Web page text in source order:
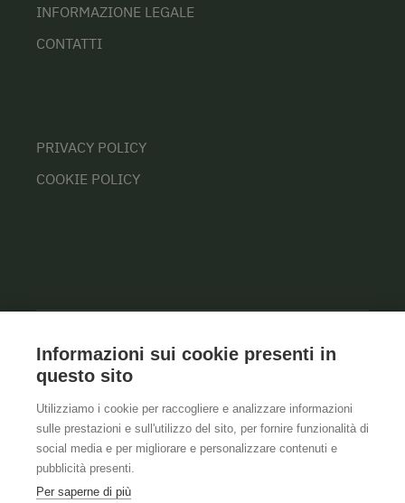
INFORMAZIONE LEGALE
CONTATTI
PRIVACY POLICY
COOKIE POLICY
Informazioni sui cookie presenti in
questo sito
Utilizziamo i cookie per raccogliere e analizzare informazioni
sulle prestazioni e sull'utilizzo del sito, per fornire funzionalità di
social media e per migliorare e personalizzare contenuti e
pubblicità presenti.
Per saperne di più